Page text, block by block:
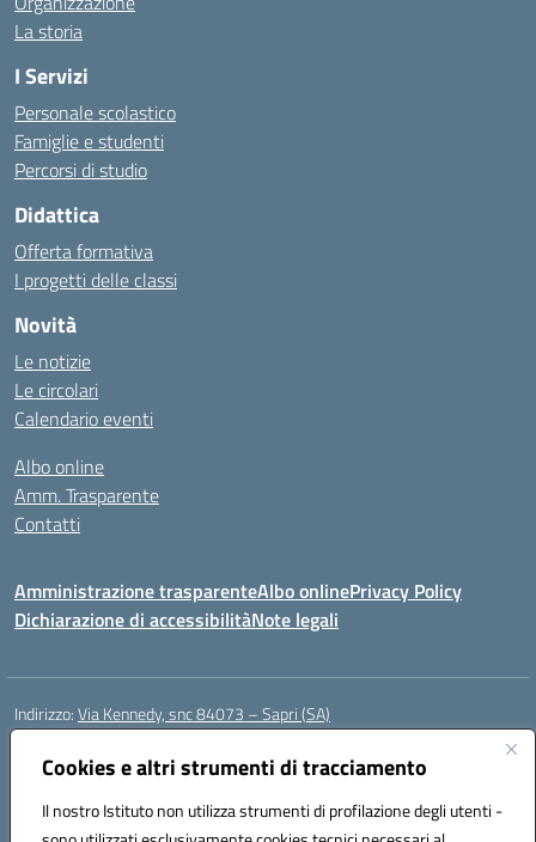
Cookies e altri strumenti di tracciamento
Il nostro Istituto non utilizza strumenti di profilazione degli utenti -
La storia
I Servizi
Personale scolastico
Famiglie e studenti
Percorsi di studio
Didattica
Offerta formativa
I progetti delle classi
Novità
Le notizie
Le circolari
Calendario eventi
Albo online
Amm. Trasparente
Contatti
Amministrazione trasparenteAlbo onlinePrivacy Policy
Dichiarazione di accessibilitàNote legali
Indirizzo:Via Kennedy, snc 84073 – Sapri (SA)
Centralino:
Posta elettronica certificata (PEC):saic878008@pec.istruzione.it
Codice fiscale: 84002700650
Codice meccanografico:SAIC878008